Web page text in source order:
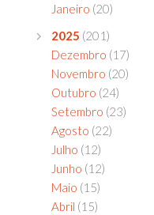
Janeiro (20)
2025 (201)
Dezembro (17)
Novembro (20)
Outubro (24)
Setembro (23)
Agosto (22)
Julho (12)
Junho (12)
Maio (15)
Abril (15)